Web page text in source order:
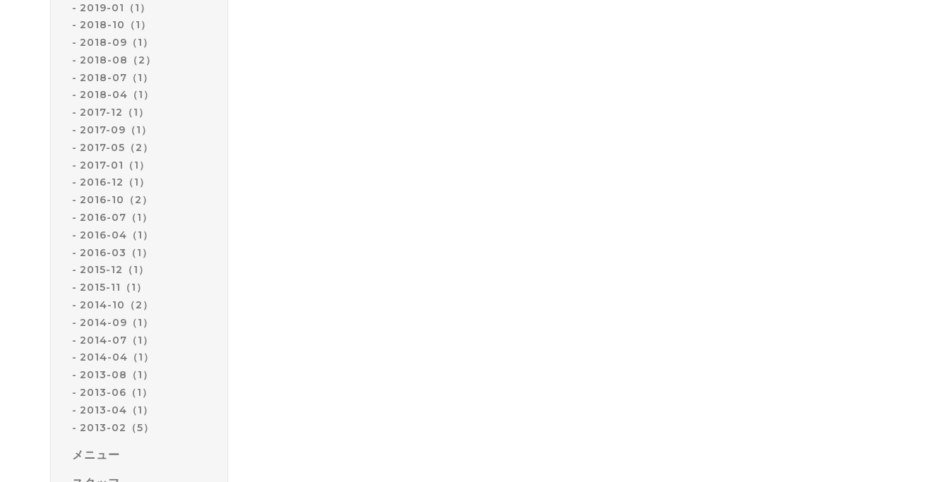
2019-01（1）
2018-10（1）
2018-09（1）
2018-08（2）
2018-07（1）
2018-04（1）
2017-12（1）
2017-09（1）
2017-05（2）
2017-01（1）
2016-12（1）
2016-10（2）
2016-07（1）
2016-04（1）
2016-03（1）
2015-12（1）
2015-11（1）
2014-10（2）
2014-09（1）
2014-07（1）
2014-04（1）
2013-08（1）
2013-06（1）
2013-04（1）
2013-02（5）
メニュー